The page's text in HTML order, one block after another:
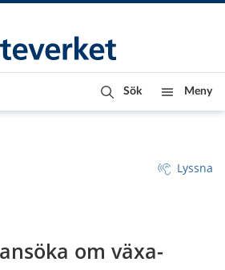
Sök Meny
Lyssna
om växa-